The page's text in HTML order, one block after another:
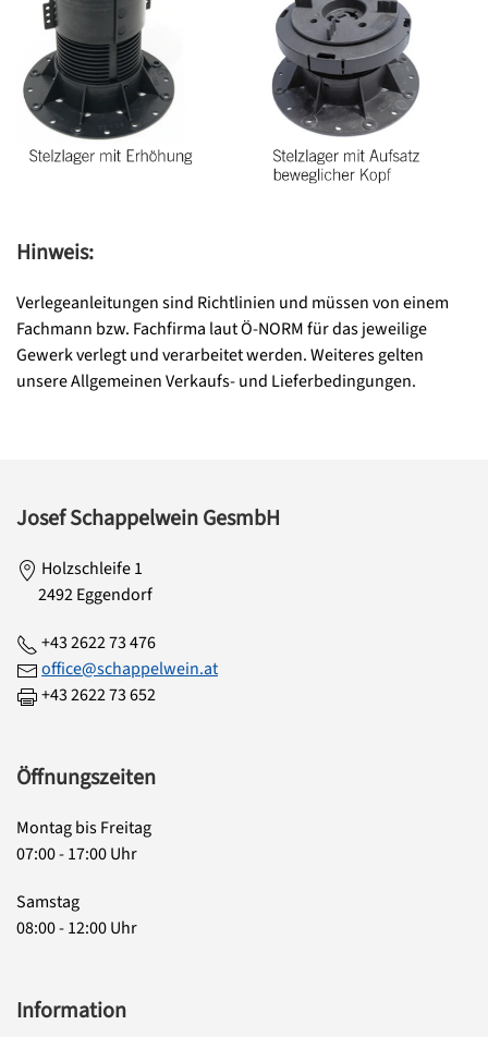
Hinweis:
Verlegeanleitungen sind Richtlinien und müssen von einem
Fachmann bzw. Fachfirma laut Ö-NORM für das jeweilige
Gewerk verlegt und verarbeitet werden. Weiteres gelten
unsere Allgemeinen Verkaufs- und Lieferbedingungen.
Josef Schappelwein GesmbH
Holzschleife 1
2492 Eggendorf
+43 2622 73 476
office@schappelwein.at
+43 2622 73 652
Öffnungszeiten
Montag bis Freitag
07:00 - 17:00 Uhr
Samstag
08:00 - 12:00 Uhr
Information